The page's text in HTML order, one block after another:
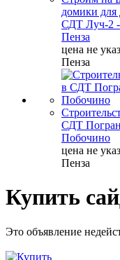
домики для
СДТ Луч-2 -
Пенза
цена не
Пенза
СДТ
Побочино
цена не
Пенза
Купить
Это объявление